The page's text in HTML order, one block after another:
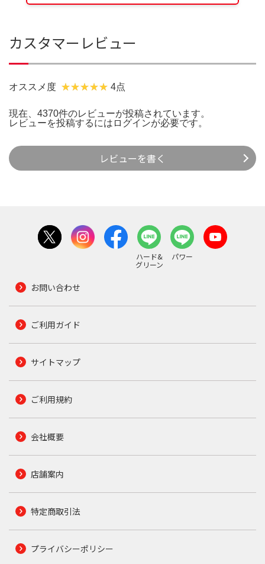
カスタマーレビュー
オススメ度 4点
現在、4370件のレビューが投稿されています。
レビューを投稿するには ログインが必要です。
レビューを書く
ハード&
グリーン
パワー
お問い合わせ
ご利用ガイド
サイトマップ
ご利用規約
会社概要
店舗案内
特定商取引法
プライバシーポリシー